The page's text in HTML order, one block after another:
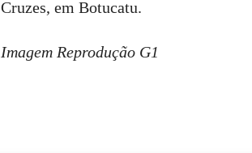
Cruzes, em Botucatu.
Imagem Reprodução G1